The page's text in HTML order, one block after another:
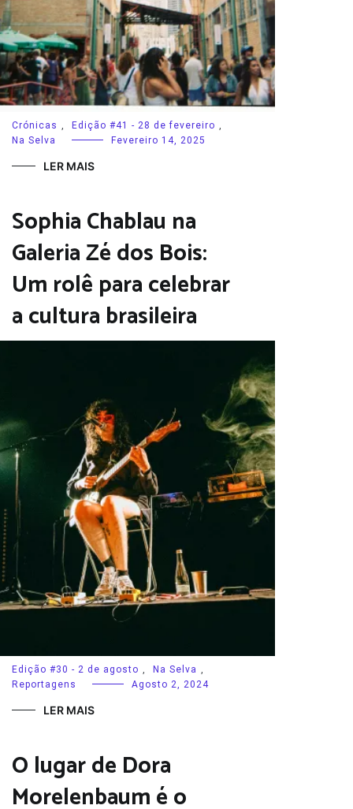
Crónicas , Edição #41 - 28 de fevereiro ,
Na Selva
Fevereiro 14, 2025
LER MAIS
Sophia Chablau na
Galeria Zé dos Bois:
Um rolê para celebrar
a cultura brasileira
Edição #30 - 2 de agosto , Na Selva ,
Reportagens
Agosto 2, 2024
LER MAIS
O lugar de Dora
Morelenbaum é o